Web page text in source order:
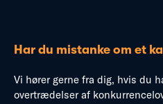
Har du mistanke om et
Vi hører gerne fra dig, hvis du
overtrædelser af